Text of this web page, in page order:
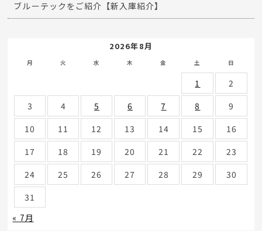
ブルーテックをご紹介【新入庫紹介】
2026年8月
月 火 水 木 金 土 日
1
2
3
4 5 6 7 8
9
10
11 12 13 14 15
16
17
18 19 20 21 22
23
24
25 26 27 28 29
30
31
« 7月